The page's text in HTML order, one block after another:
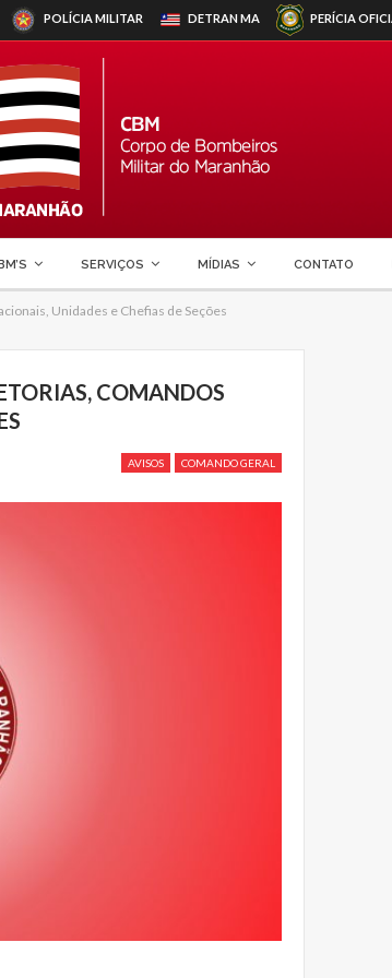
POLÍCIA MILITAR DETRANMA PERÍCIA
SERVIÇOS MÍDIAS CONTATO
Unidades e Chefias de Seções
COMANDOS
AVISOS COMANDO GERAL